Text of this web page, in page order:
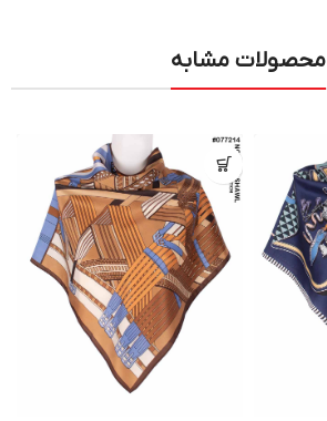
محصولات مشابه